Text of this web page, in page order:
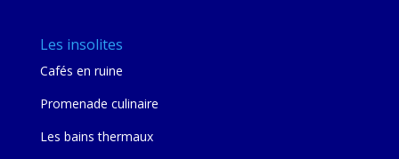
Les insolites
Cafés en ruine
Promenade culinaire
Les bains thermaux